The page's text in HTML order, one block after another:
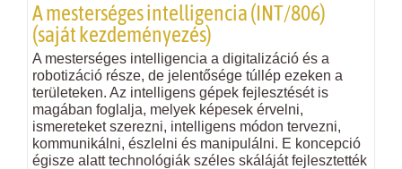
A mesterséges intelligencia (INT/806)
(saját kezdeményezés)
A mesterséges intelligencia a digitalizáció és a
robotizáció része, de jelentősége túllép ezeken a
területeken. Az intelligens gépek fejlesztését is
magában foglalja, melyek képesek érvelni,
ismereteket szerezni, intelligens módon tervezni,
kommunikálni, észlelni és manipulálni. E koncepció
égisze alatt technológiák széles skáláját fejlesztették